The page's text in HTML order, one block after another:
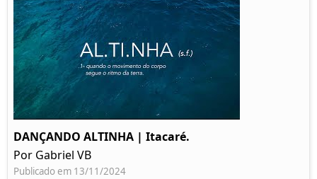
DANÇANDO ALTINHA | Itacaré.
Por Gabriel VB
Publicado em 13/11/2024